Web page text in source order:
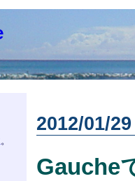
。
2012/01/29
Gauche